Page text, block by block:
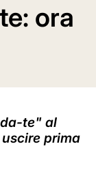
ora
te" al
prima